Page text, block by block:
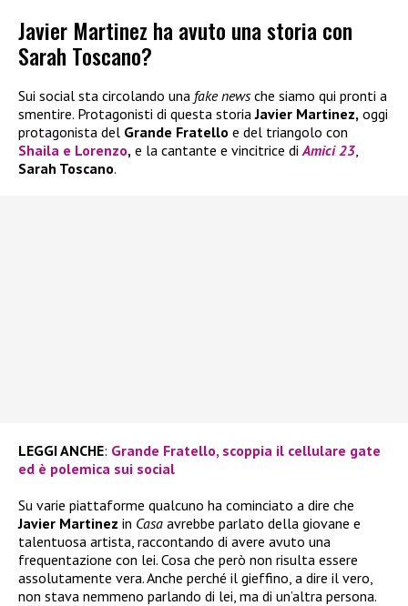
Javier Martinez ha avuto una storia con
Sarah Toscano?
Sui social sta circolando una fake newsche siamo qui pronti a
smentire. Protagonisti di questa storiaJavier Martinez, oggi
protagonista del Grande Fratello e del triangolo con
Shaila e Lorenzo, e la cantante e vincitrice di Amici 23
Sarah Toscano.
LEGGI ANCHE: Grande Fratello, scoppia il cellulare gate
ed è polemica sui social
Su varie piattaforme qualcuno ha cominciato a dire che
Javier Martinez in Casa avrebbe parlato della giovane e
talentuosa artista, raccontando di avere avuto una
frequentazione con lei. Cosa che però non risulta essere
assolutamente vera. Anche perché il gieffino, a dire il vero,
non stava nemmeno parlando di lei, ma di un’altra persona.